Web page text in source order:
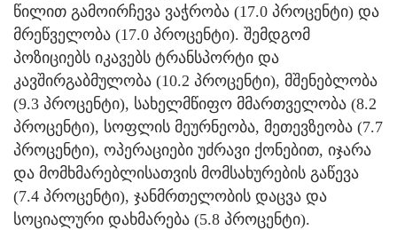
წილით გამოირჩევა ვაჭრობა (17.0 პროცენტი) და
მრეწველობა (17.0 პროცენტი). შემდგომ
პოზიციებს იკავებს ტრანსპორტი და
კავშირგაბმულობა (10.2 პროცენტი), მშენებლობა
(9.3 პროცენტი), სახელმწიფო მმართველობა (8.2
პროცენტი), სოფლის მეურნეობა, მეთევზეობა (7.7
პროცენტი), ოპერაციები უძრავი ქონებით, იჯარა
და მომხმარებლისათვის მომსახურების გაწევა
(7.4 პროცენტი), ჯანმრთელობის დაცვა და
სოციალური დახმარება (5.8 პროცენტი).